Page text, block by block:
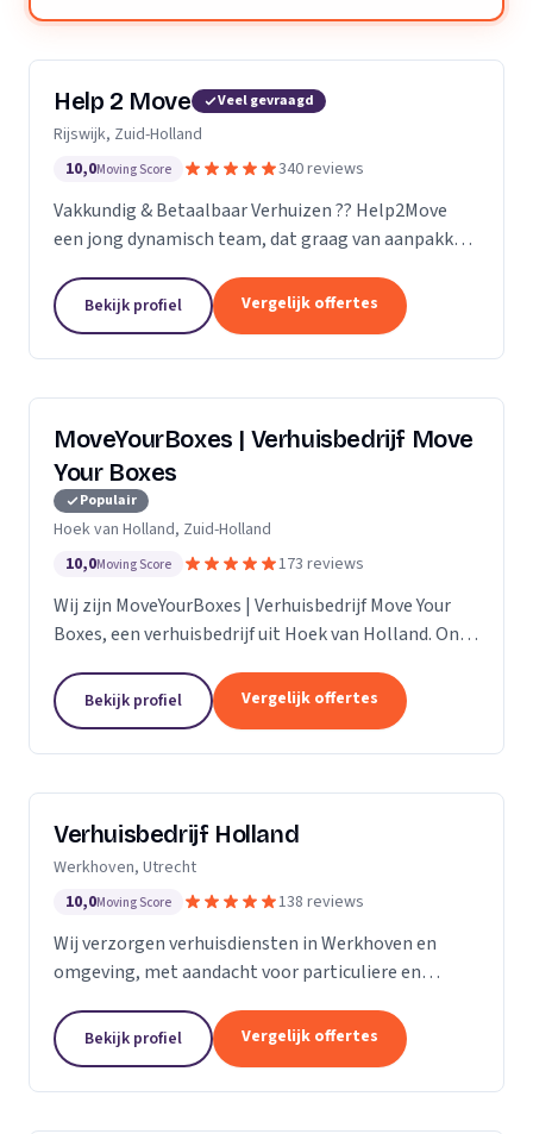
Help 2 Move Veel gevraagd
Rijswijk, Zuid-Holland
10,0Moving Score 340 reviews
Vakkundig & Betaalbaar Verhuizen ?? Help2Move
een jong dynamisch team, dat graag van aanpakken
Vraag naar de mogelijkheden.
Bekijk profiel Vergelijk offertes
MoveYourBoxes | Verhuisbedrijf Move
Your Boxes
Populair
Hoek van Holland, Zuid-Holland
10,0Moving Score 173 reviews
Wij zijn MoveYourBoxes | Verhuisbedrijf Move Your
Boxes, een verhuisbedrijf uit Hoek van Holland. Ons
Bekijk profiel Vergelijk offertes
Verhuisbedrijf Holland
Werkhoven, Utrecht
10,0Moving Score 138 reviews
Wij verzorgen verhuisdiensten in Werkhoven en
omgeving, met aandacht voor particuliere en
Bekijk profiel Vergelijk offertes